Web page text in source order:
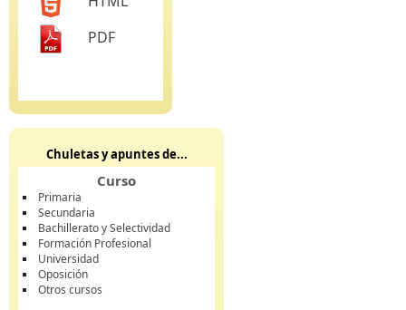
PDF
Chuletas y apuntes de...
Curso
Primaria
Secundaria
Bachillerato y Selectividad
Formación Profesional
Universidad
Oposición
Otros cursos